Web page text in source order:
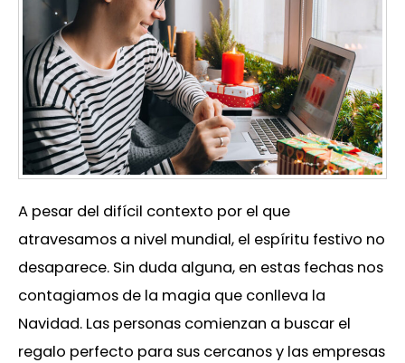
A pesar del difícil contexto por el que
atravesamos a nivel mundial, el espíritu festivo no
desaparece. Sin duda alguna, en estas fechas nos
contagiamos de la magia que conlleva la
Navidad. Las personas comienzan a buscar el
regalo perfecto para sus cercanos y las empresas